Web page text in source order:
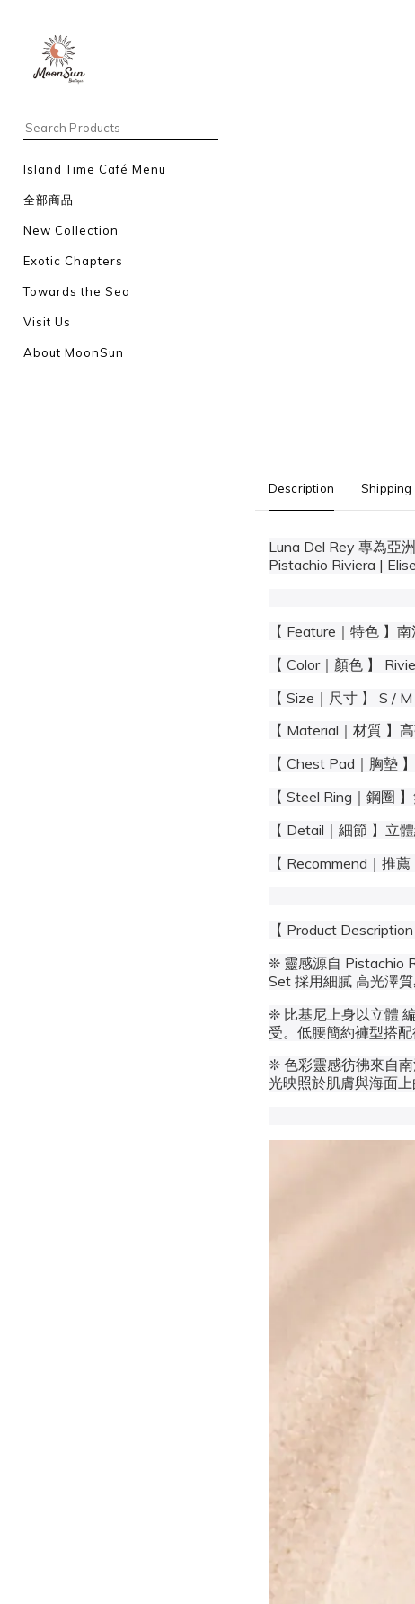
Island Time Café Menu
全部商品
New Collection
Exotic Chapters
Towards the Sea
Visit Us
About MoonSun
Description Shipping
Luna Del Rey 專為亞
Pistachio Riviera |
【 Feature｜特色 】
【 Color｜顏色 】
【 Size｜尺寸 】 S / M
【 Material｜材質 】
【 Chest Pad｜胸墊
【 Steel Ring｜鋼圈
【 Detail｜細節 】立
【 Recommend｜推
【 Product
❊ 靈感源自 Pistachio
Set採用細膩 高光澤
❊ 比基尼上身以立體
受。低腰簡約褲型搭
❊ 色彩靈感彷彿來自
光映照於肌膚與海面